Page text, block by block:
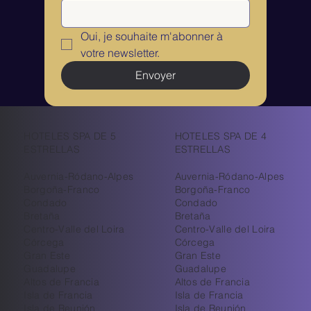
Oui, je souhaite m'abonner à
votre newsletter.
Envoyer
HOTELES SPA DE 5
ESTRELLAS
Auvernia-Ródano-Alpes
Borgoña-Franco
Centro-Valle del Loira
Altos de Francia
Isla de Francia
HOTELES SPA DE 4
ESTRELLAS
Auvernia-Ródano-Alpes
Borgoña-Franco
Condado
Bretaña
Centro-Valle del Loira
Córcega
Gran Este
Guadalupe
Altos de Francia
Isla de Francia